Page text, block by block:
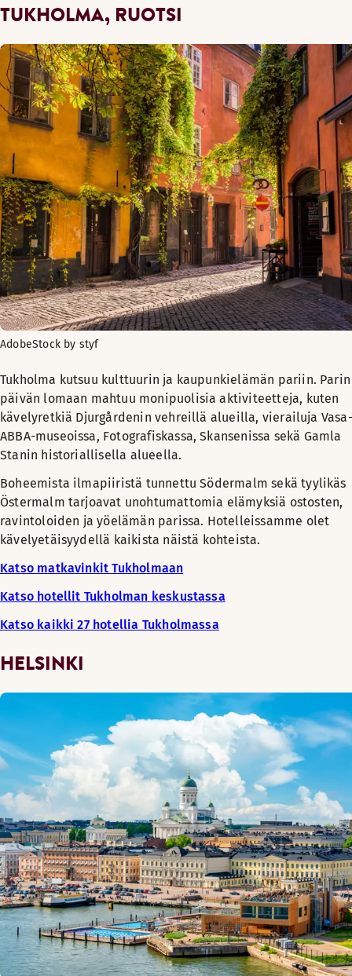
TUKHOLMA, RUOTSI
AdobeStock by styf
Tukholma kutsuu kulttuurin ja kaupunkielämän pariin. Parin
päivän lomaan mahtuu monipuolisia aktiviteetteja, kuten
kävelyretkiä Djurgårdenin vehreillä alueilla, vierailuja
ABBA-museoissa, Fotografiskassa, Skansenissa sekä Gamla
Stanin historiallisella alueella.
Boheemista ilmapiiristä tunnettu Södermalm sekä tyylikäs
Östermalm tarjoavat unohtumattomia elämyksiä ostosten,
ravintoloiden ja yöelämän parissa. Hotelleissamme olet
kävelyetäisyydellä kaikista näistä kohteista.
Katso matkavinkit Tukholmaan
Katso hotellit Tukholman keskustassa
Katso kaikki 27 hotellia Tukholmassa
HELSINKI